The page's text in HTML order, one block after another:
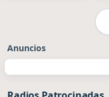
Anuncios